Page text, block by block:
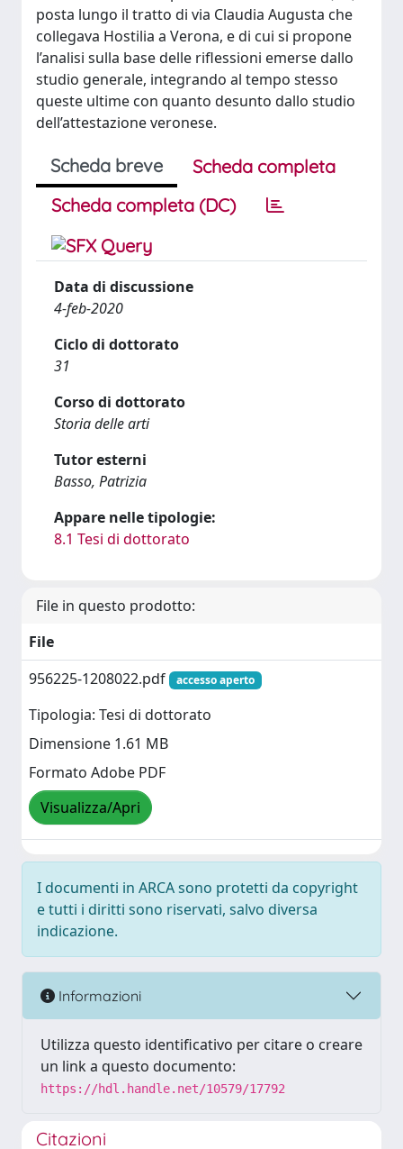
posta lungo il tratto di via Claudia Augusta che
collegava Hostilia a Verona, e di cui si propone
l’analisi sulla base delle riflessioni emerse dallo
studio generale, integrando al tempo stesso
queste ultime con quanto desunto dallo studio
dell’attestazione veronese.
Scheda breve
Scheda completa
Scheda completa (DC)
Data di discussione
4-feb-2020
Ciclo di dottorato
31
Corso di dottorato
Storia delle arti
Tutor esterni
Basso, Patrizia
Appare nelle tipologie:
8.1 Tesi di dottorato
File in questo prodotto:
File
956225-1208022.pdf
accesso aperto
Tipologia: Tesi di dottorato
Dimensione 1.61 MB
Formato Adobe PDF
Visualizza/Apri
I documenti in ARCA sono protetti da copyright
e tutti i diritti sono riservati, salvo diversa
indicazione.
Informazioni
Utilizza questo identificativo per citare o creare
un link a questo documento:
https://hdl.handle.net/10579/17792
Citazioni